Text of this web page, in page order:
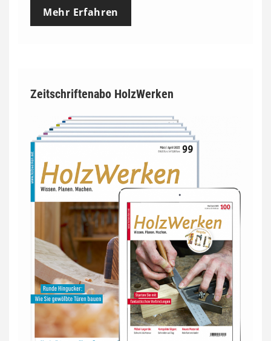
Mehr Erfahren
Zeitschriftenabo HolzWerken